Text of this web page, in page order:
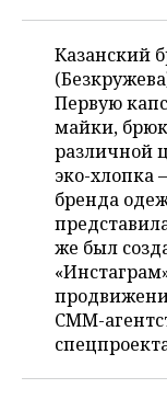
ВУЗЫ
КОМУ
ТОРГОВЫЕ
ТАТАРСТАНА
БАНКИ
БЮДЖЕТ
ИНВЕСТИЦИИ
АГРОПРОМ
НЕФТЕХИМИЯ
НЕФТЬ
ОПК
ЭНЕРГЕТИКА
НОВОСТИ
АВТО
НОВОСТИ АВТО
БИЗНЕС
НОВОСТИ
РОЗНИЧНАЯ
ТРАНСПОРТ
УСЛУГИ
ТЕХНОЛОГИИ
НОВОСТИ
МЕДИА
МЕРОПРИЯТИЯ
НОВОСТИ
ВЫЕЗДНАЯ
БИЗНЕС-
СПОРТ
НОВОСТИ
ФУТБОЛ
ОБЩЕСТВО
НОВОСТИ
ФОТОГАЛЕРЕЯ
Казанский
Первую
майки,
различной
эко-хлопка
бренда
же был
СММ-